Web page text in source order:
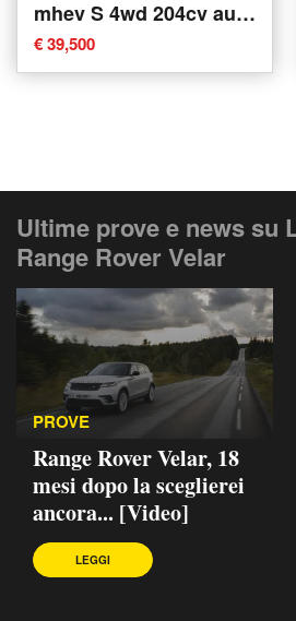
mhev S 4wd 204cv auto
del 2023 usata a
Venaria Reale
€ 39,500
Ultime prove e news su
Range Rover Velar
PROVE
Range Rover Velar, 18
mesi dopo la sceglierei
ancora... [Video]
LEGGI